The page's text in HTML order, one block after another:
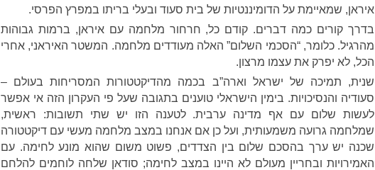
איראן, שמאיימת על הדומיננטיות של בית סעוד ובעלי בריתו במפרץ הפרסי.
בדרך קורים כמה דברים. קודם כל, חרחור מלחמה עם איראן, ברמות גבוהות
מהרגיל. כלומר, “הסכמי השלום” האלה מעודדים מלחמה. המשטר האיראני, אחרי
הכל, לא יפרק את עצמו מרצון.
שנית, תמיכה של ישראל וארה”ב בכמה מהדיקטטורות המסריחות בעולם –
סעודיה והנסיכויות. בימין הישראלי טוענים בתגובה שעל פי העקרון הזה אי אפשר
לעשות שלום עם אף מדינה ערבית. לטענה הזו יש שתי תשובות: ראשית,
שמלחמה גרועה משמעותית, ועל כן אם אנחנו במצב מלחמה מעשי עם דיקטטורה
שכנה יש ערך בהסכם שלום בין הצדדים, פשוט משום שהוא מונע לחימה. עם
האמירויות ובחריין מעולם לא היינו במצב לחימה; סודאן שלחה לוחמים להלחם